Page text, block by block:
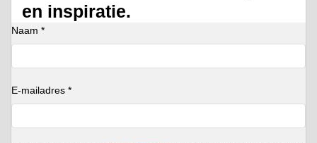
en inspiratie.
Naam *
E-mailadres *